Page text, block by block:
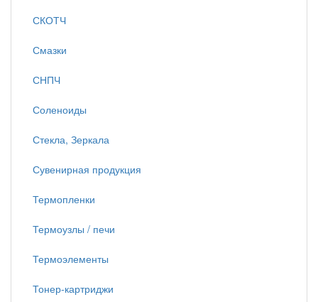
СКОТЧ
Смазки
СНПЧ
Соленоиды
Стекла, Зеркала
Сувенирная продукция
Термопленки
Термоузлы / печи
Термоэлементы
Тонер-картриджи